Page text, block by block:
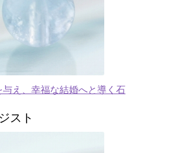
与え、幸福な結婚へと導く石
スト